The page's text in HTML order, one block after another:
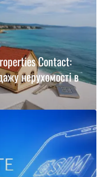
Contact:
нерухомості в